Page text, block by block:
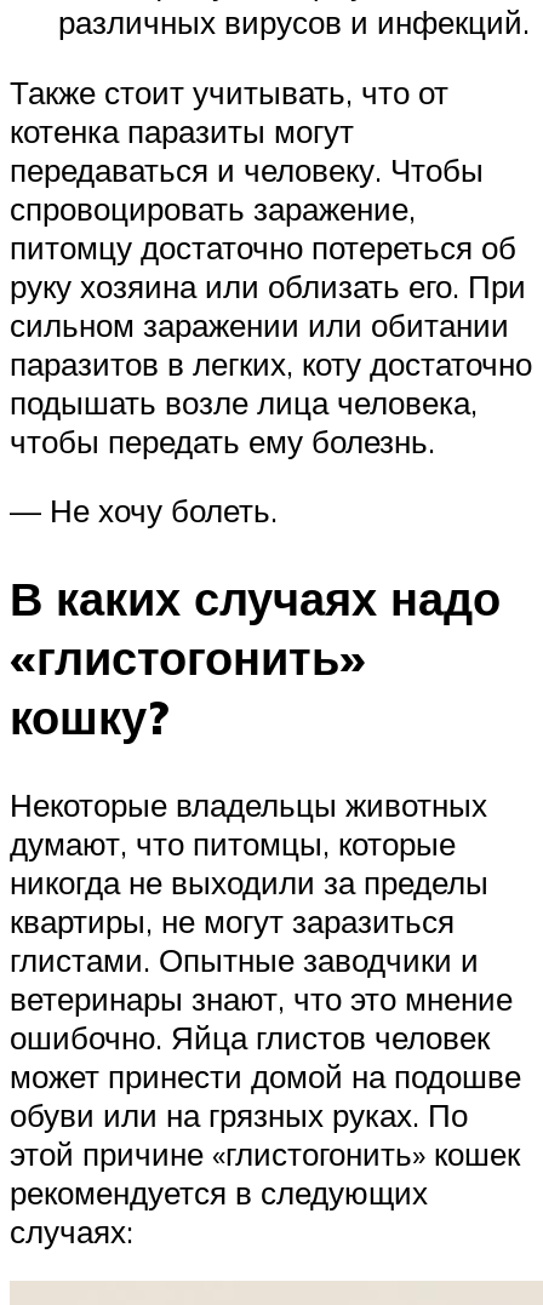
различных вирусов и инфекций.
Также стоит учитывать, что от
котенка паразиты могут
передаваться и человеку. Чтобы
спровоцировать заражение,
питомцу достаточно потереться об
руку хозяина или облизать его. При
сильном заражении или обитании
паразитов в легких, коту достаточно
подышать возле лица человека,
чтобы передать ему болезнь.
— Не хочу болеть.
В каких случаях надо
«глистогонить»
кошку?
Некоторые владельцы животных
думают, что питомцы, которые
никогда не выходили за пределы
квартиры, не могут заразиться
глистами. Опытные заводчики и
ветеринары знают, что это мнение
ошибочно. Яйца глистов человек
может принести домой на подошве
обуви или на грязных руках. По
этой причине «глистогонить» кошек
рекомендуется в следующих
случаях: